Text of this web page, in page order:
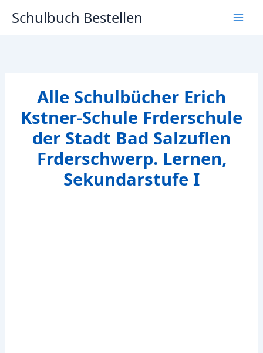
InhaltSchulbuch Bestellen
Alle Schulbücher Erich
Kstner-Schule Frderschule
der Stadt Bad Salzuflen
Frderschwerp. Lernen,
Sekundarstufe I